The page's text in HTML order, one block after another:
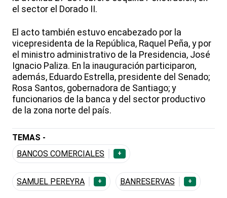
el sector el Dorado II.
El acto también estuvo encabezado por la
vicepresidenta de la República, Raquel Peña, y por
el ministro administrativo de la Presidencia, José
Ignacio Paliza. En la inauguración participaron,
además, Eduardo Estrella, presidente del Senado;
Rosa Santos, gobernadora de Santiago; y
funcionarios de la banca y del sector productivo
de la zona norte del país.
TEMAS -
BANCOS COMERCIALES
+
SAMUEL PEREYRA + BANRESERVAS +